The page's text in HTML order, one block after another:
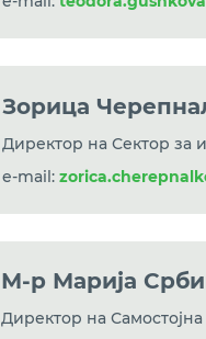
Зорица
Директор на Сектор за
e-mail:
М-р Марија
Директор на